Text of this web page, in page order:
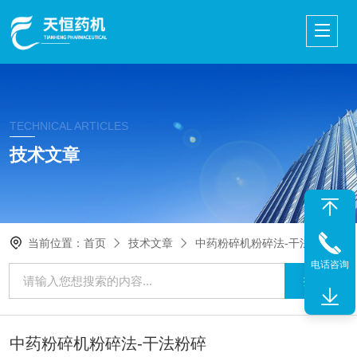
TECHNICAL ARTICLES
技术文章
当前位置：首页 技术文章 中药粉碎机粉碎法-干法粉碎
中药粉碎机粉碎法-干法粉碎
电话咨询